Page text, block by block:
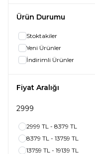
Ürün Durumu
Stoktakiler
Yeni Ürünler
İndirimli Ürünler
Fiyat Aralığı
2999 TL - 8379 TL
8379 TL - 13759 TL
13759 TL - 19139 TL